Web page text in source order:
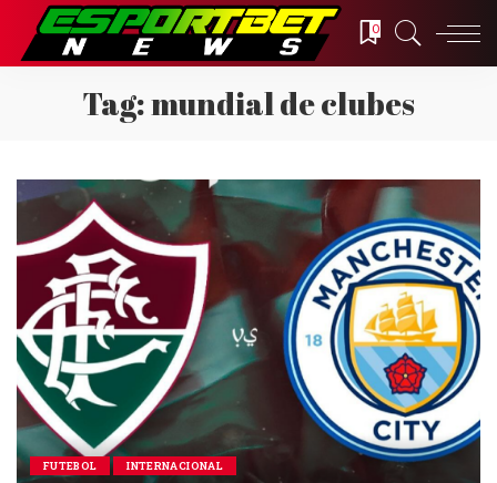
0
Tag:mundial de clubes
FUTEBOL INTERNACIONAL